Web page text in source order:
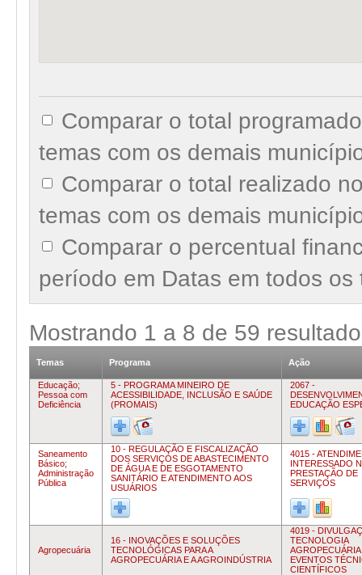
Comparar o total
temas com os demais
Comparar o total realizado
temas com os demais
Comparar o percentual
período em Datas em todos
Mostrando 1 a 8 de 59
Temas Programa Ação
Educação;
Pessoa com
Deficiência
5 - PROGRAMA MINEIRO DE
ACESSIBILIDADE, INCLUSÃO E SAÚDE
(PROMAIS)
2067 -
EDUCAÇÃO
Saneamento
Básico;
Administração
Pública
10 - REGULAÇÃO E FISCALIZAÇÃO
DOS SERVIÇOS DE ABASTECIMENTO
DE ÁGUA E DE ESGOTAMENTO
SANITÁRIO E ATENDIMENTO AOS
USUÁRIOS
4015 -
INTERESSADO
PRESTAÇÃO DE
SERVIÇOS
Agropecuária
16 - INOVAÇÕES E SOLUÇÕES
TECNOLÓGICAS PARA A
AGROPECUÁRIA E A AGROINDÚSTRIA
4019 -
TECNOLOGIA
AGROPECUÁRIA
EVENTOS
CIENTÍFICOS